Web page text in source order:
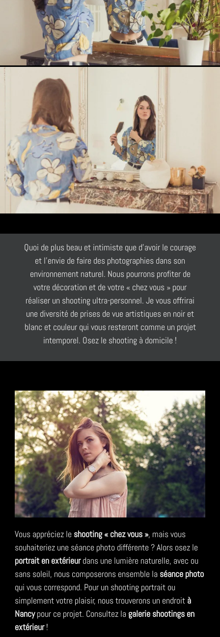
Quoi de plus beau et intimiste que d’avoir le courage
et l’envie de faire des photographies dans son
environnement naturel. Nous pourrons profiter de
votre décoration et de votre « chez vous » pour
réaliser un shooting ultra-personnel. Je vous offrirai
une diversité de prises de vue artistiques en noir et
blanc et couleur qui vous resteront comme un projet
intemporel. Osez le shooting à domicile !
Vous appréciez le shooting « chez vous », mais vous
souhaiteriez une séance photo différente ? Alors osez le
portrait en extérieurdans une lumière naturelle, avec ou
sans soleil, nous composerons ensemble la séance photo
qui vous correspond. Pour un shooting portrait ou
simplement votre plaisir, nous trouverons un endroit à
Nancypour ce projet. Consultez la galerie shootings en
extérieur!